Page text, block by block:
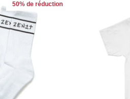
50% de réduction